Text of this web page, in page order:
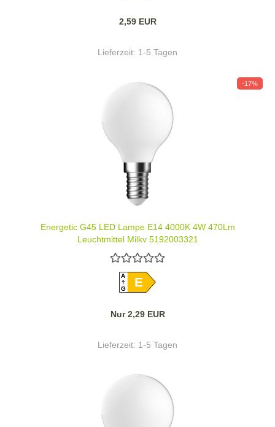
2,59 EUR
Lieferzeit: 1-5 Tagen
-17%
Energetic G45 LED Lampe E14 4000K 4W 470Lm
Leuchtmittel Milky 5192003321
A
GE
Nur 2,29 EUR
Lieferzeit: 1-5 Tagen